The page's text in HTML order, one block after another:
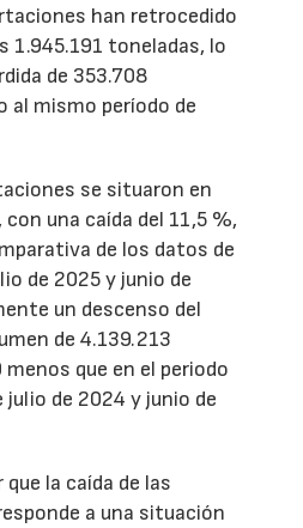
han retrocedido
1.945.191 toneladas, lo
de 353.708
al mismo período de
se situaron en
una caída del 11,5 %,
de los datos de
de 2025 y junio de
un descenso del
de 4.139.213
que en el periodo
de 2024 y junio de
la caída de las
a una situación